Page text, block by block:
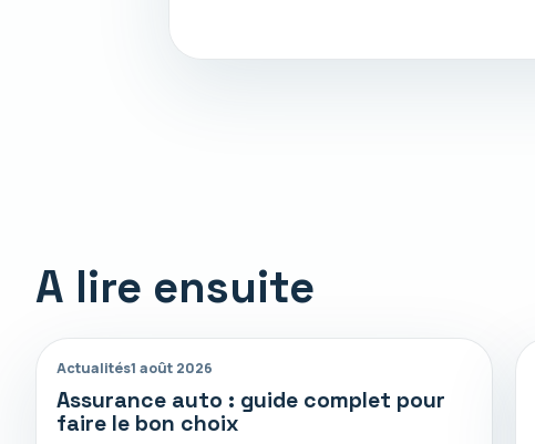
A lire ensuite
Actualités1 août 2026
Assurance auto : guide complet pour
faire le bon choix